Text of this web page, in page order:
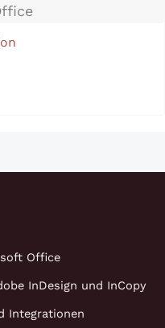
Office
InDesign und InCopy
Integrationen